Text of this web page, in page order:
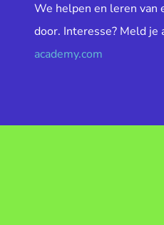
We helpen en leren van
door. Interesse? Meld je
academy.com